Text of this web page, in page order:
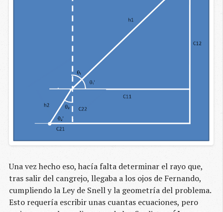
Una vez hecho eso, hacía falta determinar el rayo que,
tras salir del cangrejo, llegaba a los ojos de Fernando,
cumpliendo la Ley de Snell y la geometría del problema.
Esto requería escribir unas cuantas ecuaciones, pero